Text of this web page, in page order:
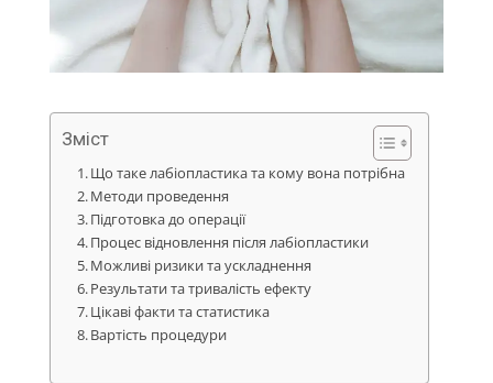
Зміст
Що таке лабіопластика та кому вона потрібна
Методи проведення
Підготовка до операції
Процес відновлення після лабіопластики
Можливі ризики та ускладнення
Результати та тривалість ефекту
Цікаві факти та статистика
Вартість процедури